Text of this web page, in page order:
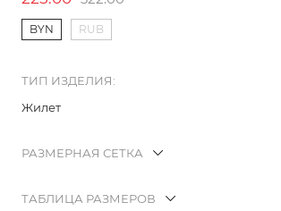
BYN RUB
ТИП ИЗДЕЛИЯ:
Жилет
РАЗМЕРНАЯ СЕТКА
ТАБЛИЦА РАЗМЕРОВ